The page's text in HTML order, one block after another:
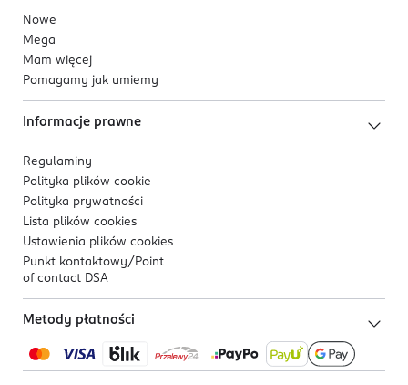
Nowe
Mega
Mam więcej
Pomagamy jak umiemy
Informacje prawne
Regulaminy
Polityka plików cookie
Polityka prywatności
Lista plików cookies
Ustawienia plików cookies
Punkt kontaktowy/ Point
of contact DSA
Metody płatności